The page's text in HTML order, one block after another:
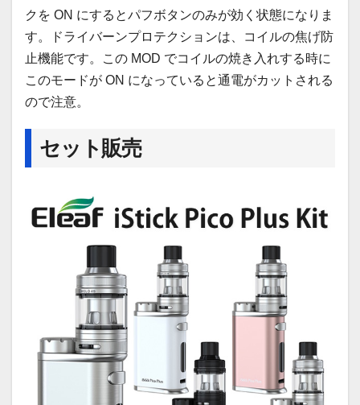
クを ON にするとパフボタンのみが効く状態になりま
す。ドライバーンプロテクションは、コイルの焦げ防
止機能です。この MOD でコイルの焼き入れする時に
このモードが ON になっていると通電がカットされる
ので注意。
セット販売